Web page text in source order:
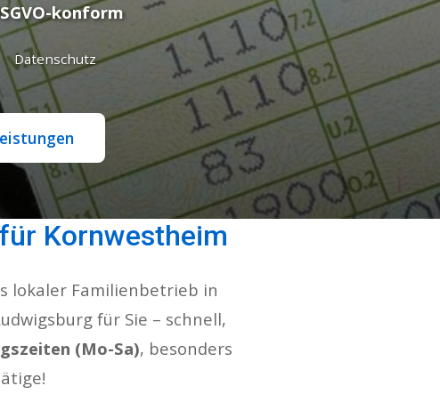
konform
Datenschutz
Kornwestheim
lokaler Familienbetrieb in
für Sie – schnell,
(Mo-Sa), besonders